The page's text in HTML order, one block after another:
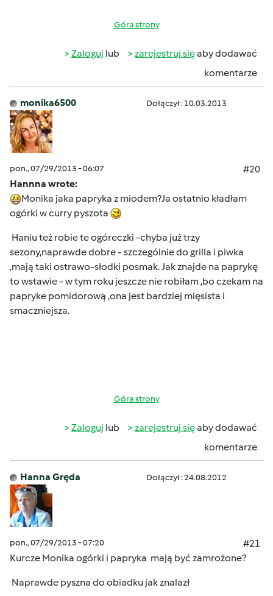
Góra strony
Zaloguj lub zarejestruj sięaby dodawać
komentarze
monika6500 Dołączył : 10.03.2013
pon., 07/29/2013 - 06:07
#20
Hannna wrote:
Monika jaka papryka z miodem?Ja ostatnio kładłam
ogórki w curry pyszota
Haniu też robie te ogóreczki -chyba już trzy
sezony,naprawde dobre - szczególnie do grilla i piwka
,mają taki ostrawo-słodki posmak.Jak znajde na paprykę
to wstawie - w tym roku jeszcze nie robiłam ,bo czekam na
papryke pomidorową ,ona jest bardziej mięsista i
smaczniejsza.
Góra strony
Zaloguj lub zarejestruj sięaby dodawać
komentarze
Hanna Gręda Dołączył : 24.08.2012
pon., 07/29/2013 - 07:20
#21
Kurcze Monika ogórki i papryka mają być zamrożone?
Naprawde pyszna do obiadku jak znalazł